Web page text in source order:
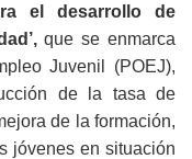
el desarrollo de
que se enmarca
Juvenil (POEJ),
de la tasa de
de la formación,
jóvenes en situación